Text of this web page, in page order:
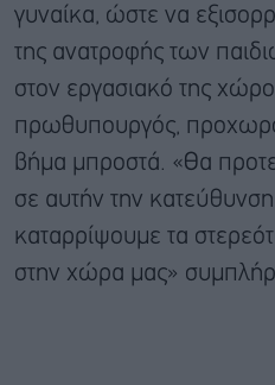
γυναίκα, ώστε να
της ανατροφής των
στον εργασιακό της
πρωθυπουργός,
βήμα μπροστά. «Θα
σε αυτήν την
καταρρίψουμε τα
στην χώρα μας»